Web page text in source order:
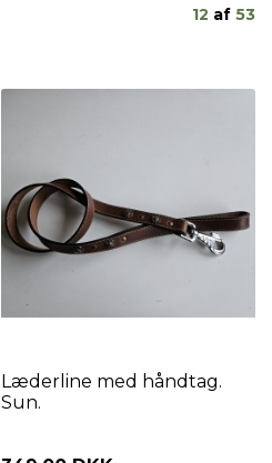
12 af 53
Læderline med håndtag.
Sun.